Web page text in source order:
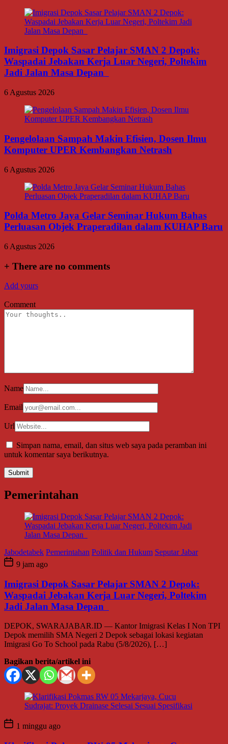
Imigrasi Depok Sasar Pelajar SMAN 2 Depok:
Waspadai Jebakan Kerja Luar Negeri, Poltekim
Jadi Jalan Masa Depan
6 Agustus 2026
Pengelolaan Sampah Makin Efisien, Dosen Ilmu
Komputer UPER Kembangkan Netrash
6 Agustus 2026
Polda Metro Jaya Gelar Seminar Hukum Bahas
Perluasan Objek Praperadilan dalam KUHAP Baru
6 Agustus 2026
+ There are no comments
Add yours
Comment
Name
Email
Url
Simpan nama, email, dan situs web saya pada peramban ini
untuk komentar saya berikutnya.
Pemerintahan
Jabodetabek Pemerintahan Politik dan Hukum Seputar Jabar
9 jam ago
Imigrasi Depok Sasar Pelajar SMAN 2 Depok:
Waspadai Jebakan Kerja Luar Negeri, Poltekim
Jadi Jalan Masa Depan
DEPOK, SWARAJABAR.ID — Kantor Imigrasi Kelas I Non TPI
Depok memilih SMA Negeri 2 Depok sebagai lokasi kegiatan
Imigrasi Go To School pada Rabu (5/8/2026), […]
Bagikan berita/artikel ini
1 minggu ago